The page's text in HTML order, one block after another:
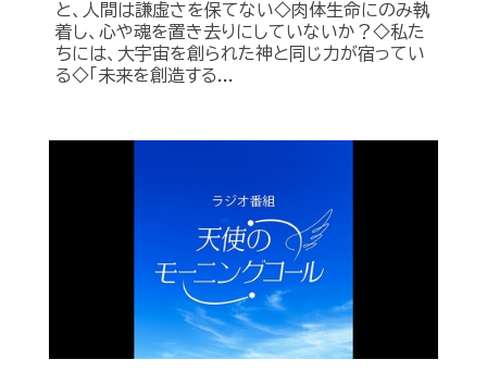
と、人間は謙虚さを保てない◇肉体生命にのみ執
着し、心や魂を置き去りにしていないか？◇私た
ちには、大宇宙を創られた神と同じ力が宿ってい
る◇「未来を創造する...